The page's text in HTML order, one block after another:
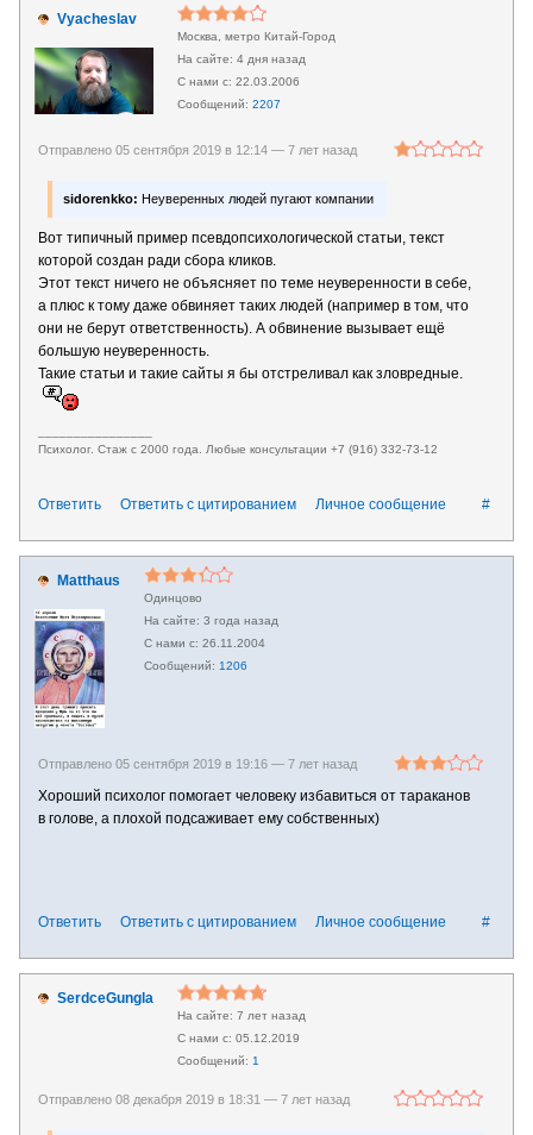
Vyacheslav
Москва, метро Китай-Город
4 дня назад
22.03.2006
2207
Отправлено 05 сентября 2019 в 12:14 — 7 лет назад
sidorenkko: Неуверенных людей пугают компании
Вот типичный пример псевдопсихологической статьи, текст
которой создан ради сбора кликов.
Этот текст ничего не объясняет по теме неуверенности в себе,
а плюс к тому даже обвиняет таких людей (например в том, что
они не берут ответственность). А обвинение вызывает ещё
большую неуверенность.
Такие статьи и такие сайты я бы отстреливал как зловредные.
Психолог. Стаж с 2000 года. Любые консультации +7 (916) 332-73-12
#
Ответить Ответить с цитированием Личное сообщение
Matthaus
Одинцово
3 года назад
26.11.2004
1206
Отправлено 05 сентября 2019 в 19:16 — 7 лет назад
Хороший психолог помогает человеку избавиться от тараканов
в голове, а плохой подсаживает ему собственных)
#
Ответить Ответить с цитированием Личное сообщение
SerdceGungla
7 лет назад
05.12.2019
1
Отправлено 08 декабря 2019 в 18:31 — 7 лет назад